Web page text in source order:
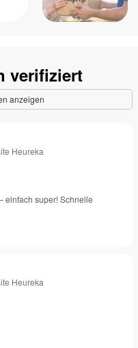
verifiziert
anzeigen
Heureka
einfach super! Schnelle
Heureka